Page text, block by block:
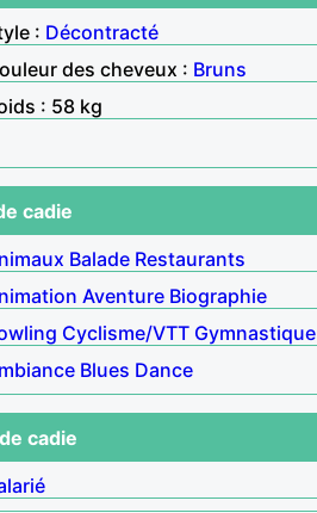
: Décontracté
des cheveux : Bruns
: 58 kg
cadie
Balade Restaurants
Aventure Biographie
Cyclisme/VTT Gymnastique
Blues Dance
cadie